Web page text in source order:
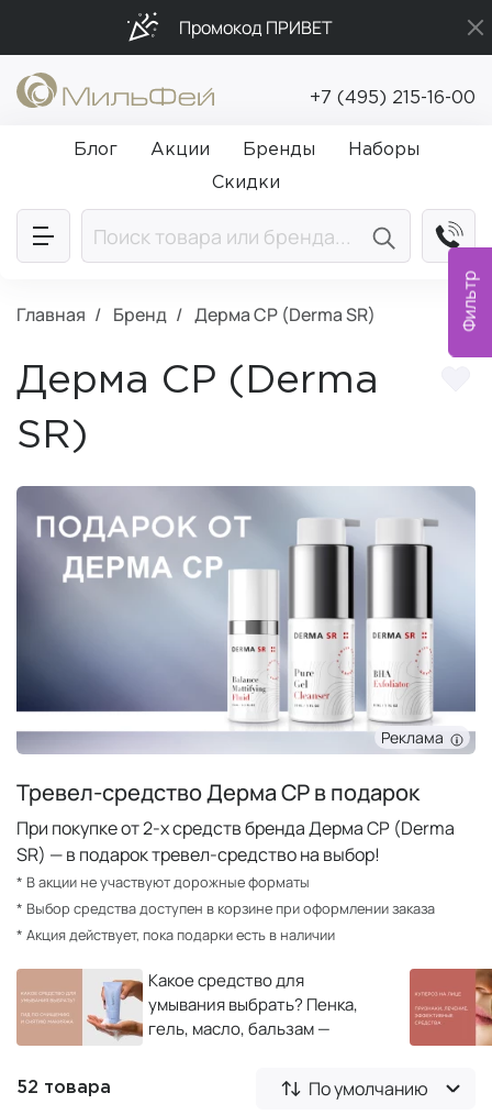
Фильтр
Промокод ПРИВЕТ
Бесплатная доставка от 5 000₽
Подарки в каждый заказ от 5 000₽
+7 (495) 215-16-00
Блог Акции Бренды
Наборы
Скидки
Главная Бренд Дерма СР (Derma SR)
Дерма СР (Derma
SR)
Реклама
Тревел-средство Дерма СР в подарок
При покупке от 2-х средств бренда Дерма СР (Derma
SR) — в подарок тревел-средство на выбор!
* В акции не участвуют дорожные форматы
* Выбор средства доступен в корзине при оформлении заказа
* Акция действует, пока подарки есть в наличии
Какое средство для
умывания выбрать? Пенка,
гель, масло, бальзам —
52 товара По умолчанию